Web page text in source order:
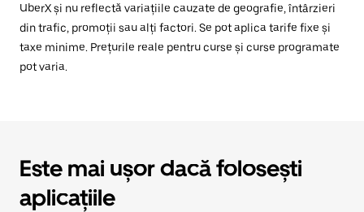
UberX și nu reflectă variațiile cauzate de geografie, întârzieri
din trafic, promoții sau alți factori. Se pot aplica tarife fixe și
taxe minime. Prețurile reale pentru curse și curse programate
pot varia.
Este mai ușor dacă folosești
aplicațiile